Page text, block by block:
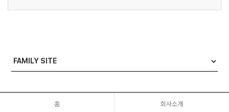
홈 회사소개